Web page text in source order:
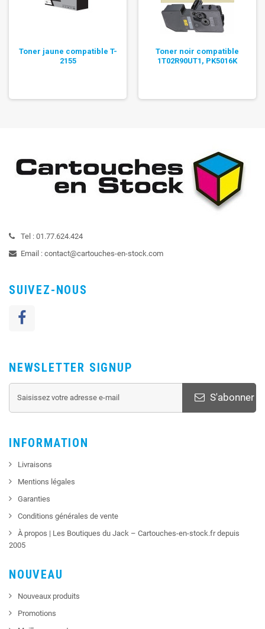
Toner jaune compatible T-
2155
Toner noir compatible
1T02R90UT1, PK5016K
Tel : 01.77.624.424
Email : contact@cartouches-en-stock.com
SUIVEZ-NOUS
NEWSLETTER SIGNUP
S'abonner
INFORMATION
Livraisons
Mentions légales
Garanties
Conditions générales de vente
À propos | Les Boutiques du Jack – Cartouches-en-stock.fr depuis
2005
NOUVEAU
Nouveaux produits
Promotions